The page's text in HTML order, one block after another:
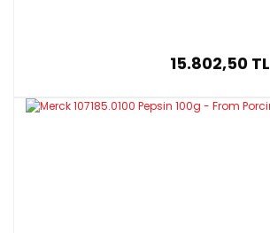
15.802,50 TL